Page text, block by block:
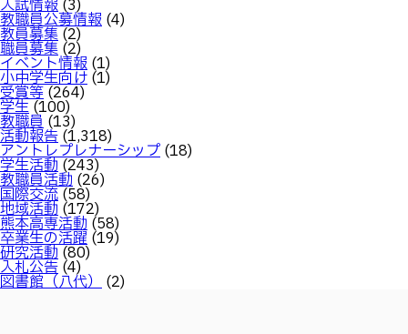
入試情報 (3)
教職員公募情報 (4)
教員募集 (2)
職員募集 (2)
イベント情報 (1)
小中学生向け (1)
受賞等 (264)
学生 (100)
教職員 (13)
活動報告 (1,318)
アントレプレナーシップ (18)
学生活動 (243)
教職員活動 (26)
国際交流 (58)
地域活動 (172)
熊本高専活動 (58)
卒業生の活躍 (19)
研究活動 (80)
入札公告 (4)
図書館（八代） (2)